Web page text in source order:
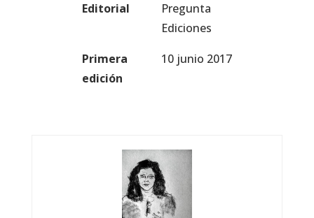
Editorial
Pregunta
Ediciones
Primera
edición
10 junio 2017